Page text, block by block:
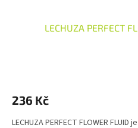
LECHUZA PERFECT
236 Kč
LECHUZA PERFECT FLOWER